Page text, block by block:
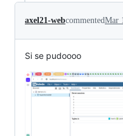
axel21-webcommentedMar
Si se pudoooo